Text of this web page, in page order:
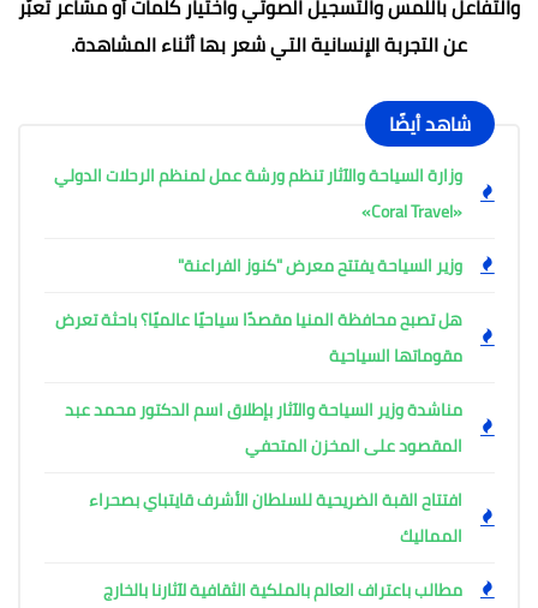
عن التجربة الإنسانية التي شعر بها أثناء المشاهدة.
شاهد أيضًا
وزارة السياحة والآثار تنظم ورشة عمل لمنظم الرحلات الدولي
«Coral Travel»
وزير السياحة يفتتح معرض "كنوز الفراعنة"
هل تصبح محافظة المنيا مقصدًا سياحيًا عالميًا؟ باحثة تعرض
مقوماتها السياحية
مناشدة وزير السياحة والآثار بإطلاق اسم الدكتور محمد عبد
المقصود على المخزن المتحفي
افتتاح القبة الضريحية للسلطان الأشرف قايتباي بصحراء
المماليك
مطالب باعتراف العالم بالملكية الثقافية لآثارنا بالخارج